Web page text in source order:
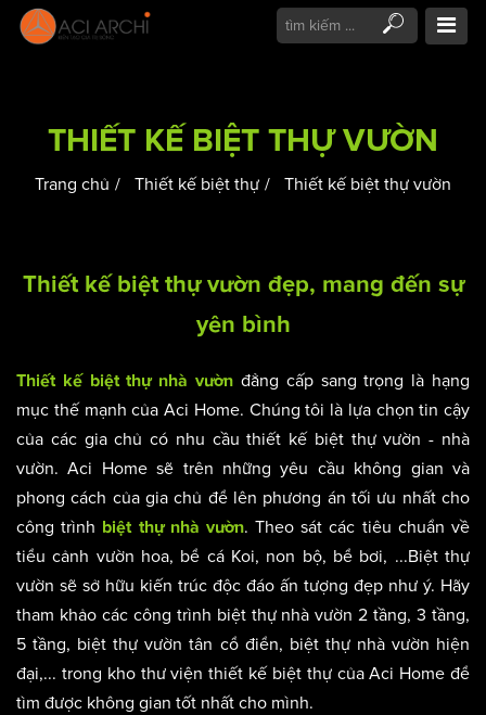
THIẾT KẾ BIỆT THỰ VƯỜN
Trang chủ Thiết kế biệt thự Thiết kế biệt thự vườn
Thiết kế biệt thự vườn đẹp, mang đến sự
yên bình
Thiết kế biệt thự nhà vườn đẳng cấp sang trọng là hạng
mục thế mạnh của Aci Home. Chúng tôi là lựa chọn tin cậy
của các gia chủ có nhu cầu thiết kế biệt thự vườn - nhà
vườn. Aci Home sẽ trên những yêu cầu không gian và
phong cách của gia chủ để lên phương án tối ưu nhất cho
công trình
biệt thự nhà vườn. Theo sát các tiêu chuẩn về
tiểu cảnh vườn hoa, bể cá Koi, non bộ, bể bơi, ...Biệt thự
vườn sẽ sở hữu kiến trúc độc đáo ấn tượng đẹp như ý. Hãy
tham khảo các công trình biệt thự nhà vườn 2 tầng, 3 tầng,
5 tầng, biệt thự vườn tân cổ điển, biệt thự nhà vườn hiện
đại,... trong kho thư viện thiết kế biệt thự của Aci Home để
tìm được không gian tốt nhất cho mình.